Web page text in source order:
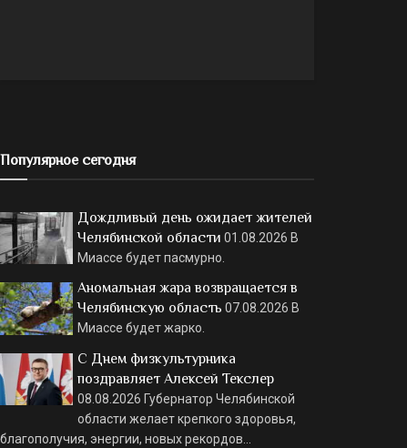
Популярное сегодня
Дождливый день ожидает жителей
Челябинской области 01.08.2026 В
Миассе будет пасмурно.
Аномальная жара возвращается в
Челябинскую область 07.08.2026 В
Миассе будет жарко.
С Днем физкультурника
поздравляет Алексей Текслер
08.08.2026 Губернатор Челябинской
области желает крепкого здоровья,
благополучия, энергии, новых рекордов…